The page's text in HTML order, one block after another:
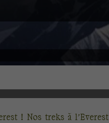
! Nos treks à l’Everest